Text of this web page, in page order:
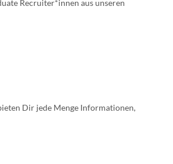
Recruiter*innen aus unseren
Dir jede Menge Informationen,